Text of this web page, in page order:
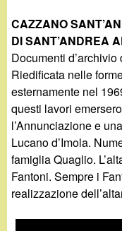
CAZZANO
DI SANT’ANDREA
Documenti
Riedificata nelle
esternamente nel
questi lavori
l’Annunciazione e
Lucano d’Imola.
famiglia Quaglio.
Fantoni. Sempre i
realizzazione